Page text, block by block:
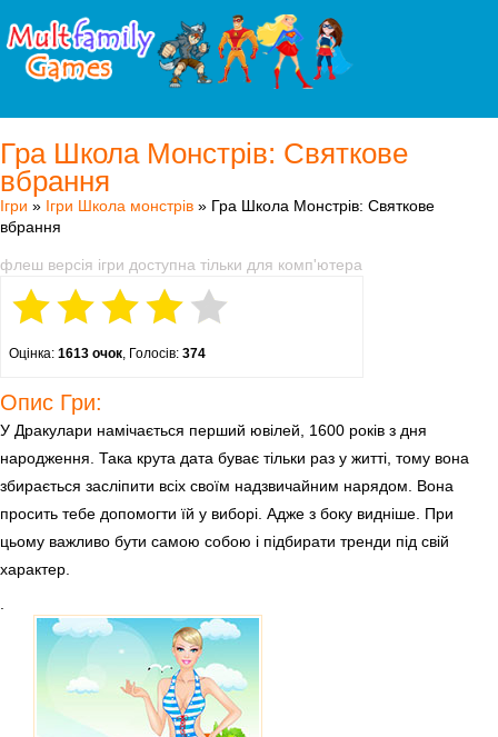
Гра Школа Монстрів: Святкове
вбрання
Ігри » Ігри Школа монстрів » Гра Школа Монстрів: Святкове
вбрання
флеш версія ігри доступна тільки для комп'ютера
Оцінка: 1613 очок, Голосів: 374
Опис Гри:
У Дракулари намічається перший ювілей, 1600 років з дня
народження. Така крута дата буває тільки раз у житті, тому вона
збирається засліпити всіх своїм надзвичайним нарядом. Вона
просить тебе допомогти їй у виборі. Адже з боку видніше. При
цьому важливо бути самою собою і підбирати тренди під свій
характер.